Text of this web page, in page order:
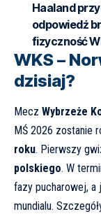
Haaland
odpowiedź
fizyczność
WKS –
dzisiaj?
Mecz Wybrzeże
MŚ 2026 zostanie
roku. Pierwszy
polskiego. W
fazy pucharowej, a
mundialu.